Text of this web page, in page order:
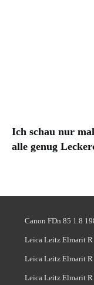
Ich schau nur
alle genug
Canon FDn 85 1.8
Leica Leitz Elmarit R
Leica Leitz Elmarit R
Leica Leitz Elmarit R